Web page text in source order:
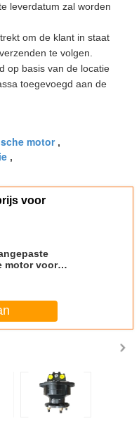
leverdatum zal worden
om de klant in staat
te volgen.
op basis van de locatie
toegevoegd aan de
motor,
,
voor
motor voor